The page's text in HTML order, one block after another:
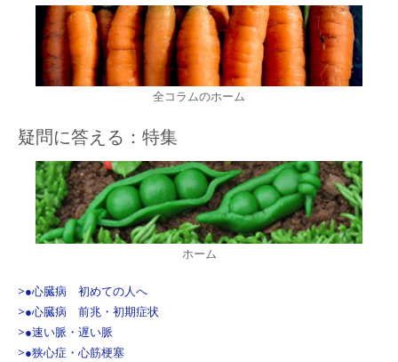
全コラムのホーム
疑問に答える：特集
ホーム
>●心臓病 初めての人へ
>●心臓病 前兆・初期症状
>●速い脈・遅い脈
>●狭心症・心筋梗塞